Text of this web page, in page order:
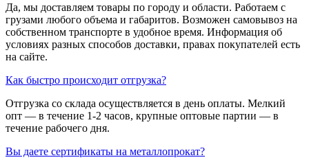
Да, мы доставляем товары по городу и области. Работаем с
грузами любого объема и габаритов. Возможен самовывоз на
собственном транспорте в удобное время. Информация об
условиях разных способов доставки, правах покупателей есть
на сайте.
Как быстро происходит отгрузка?
Отгрузка со склада осуществляется в день оплаты. Мелкий
опт — в течение 1-2 часов, крупные оптовые партии — в
течение рабочего дня.
Вы даете сертификаты на металлопрокат?